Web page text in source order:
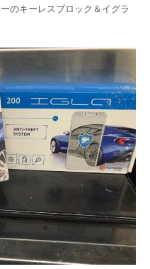
のキーレスブロック＆イグラ